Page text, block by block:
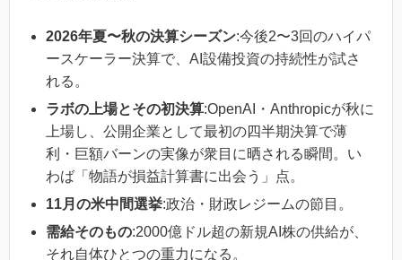
2026年夏〜秋の決算シーズン:今後2〜3回のハイパ
ースケーラー決算で、AI設備投資の持続性が試さ
れる。
ラボの上場とその初決算:OpenAI・Anthropicが秋に
上場し、公開企業として最初の四半期決算で薄
利・巨額バーンの実像が衆目に晒される瞬間。い
わば「物語が損益計算書に出会う」点。
11月の米中間選挙:政治・財政レジームの節目。
需給そのもの:2000億ドル超の新規AI株の供給が、
それ自体ひとつの重力になる。